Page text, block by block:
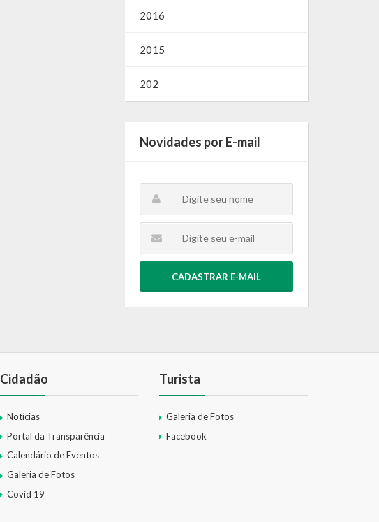
2016
2015
202
Novidades por E-mail
CADASTRAR E-MAIL
Cidadão
Notícias
Portal da Transparência
Calendário de Eventos
Galeria de Fotos
Covid 19
Turista
Galeria de Fotos
Facebook